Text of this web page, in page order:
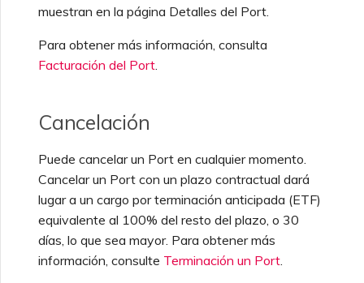
muestran en la página Detalles del Port.
Para obtener más información, consulta
Facturación del Port
Cancelación
Puede cancelar un Port en cualquier momento.
Cancelar un Port con un plazo contractual dará
lugar a un cargo por terminación anticipada (ETF)
equivalente al 100% del resto del plazo, o 30
días, lo que sea mayor. Para obtener más
información, consulte Terminación un Port